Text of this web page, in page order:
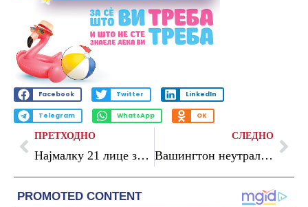
Facebook Twitter LinkedIn
Telegram WhatsApp OK
ПРЕТХОДНО
Најмалку 21 лице загина во пожари во Русија
СЛЕДНО
Вашингтон неутрализираше долгогодишен руски систем за кибер-шпионажа